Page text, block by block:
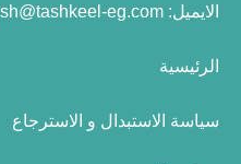
الايميل: eg.com
الرئيسية
سياسة الاستبدال و الاسترجاع